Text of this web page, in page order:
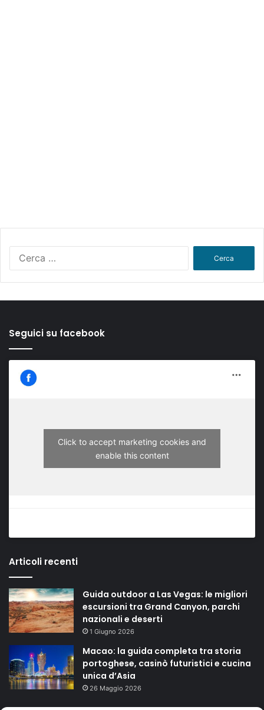
Seguici su facebook
Click to accept marketing cookies and
enable this content
Articoli recenti
Guida outdoor a Las Vegas: le migliori
escursioni tra Grand Canyon, parchi
nazionali e deserti
1 Giugno 2026
Macao: la guida completa tra storia
portoghese, casinò futuristici e cucina
unica d’Asia
26 Maggio 2026